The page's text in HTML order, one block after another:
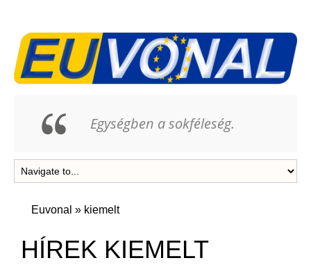
Egységben a sokféleség.
Euvonal » kiemelt
HÍREK KIEMELT